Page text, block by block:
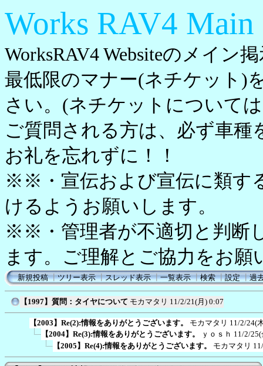
Works RAV4 Main
WorksRAV4 Websiteのメイン
最低限のマナー(ネチケット)
さい。(ネチケットについては
ご質問される方は、必ず車
お礼を忘れずに！！
※※・宣伝および宣伝に類す
けるようお願いします。
※※・管理者が不適切と判断
ます。ご理解とご協力をお願
新規投稿┃ツリー表示┃スレッド表示┃一覧表示┃検索┃設定┃過
【1997】質問：タイヤについて モカマタリ 11/2/21(月) 0:07
【2003】Re(2):情報をありがとうございます。 モカマタリ 11/2/24(
【2004】Re(3):情報をありがとうございます。
ｙｏｓｈ 11/2/
【2005】Re(4):情報をありがとうございます。
モカマタリ